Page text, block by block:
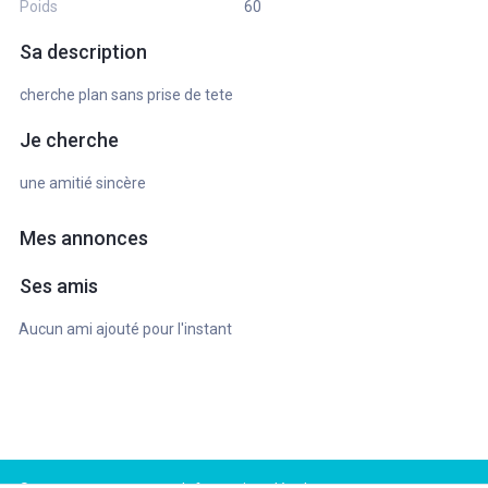
Poids
60
Sa description
cherche plan sans prise de tete
Je cherche
une amitié sincère
Mes annonces
Ses amis
Aucun ami ajouté pour l'instant